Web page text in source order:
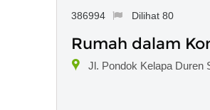
386994 Dilihat 80
Rumah dalam
Jl. Pondok Kelapa Duren